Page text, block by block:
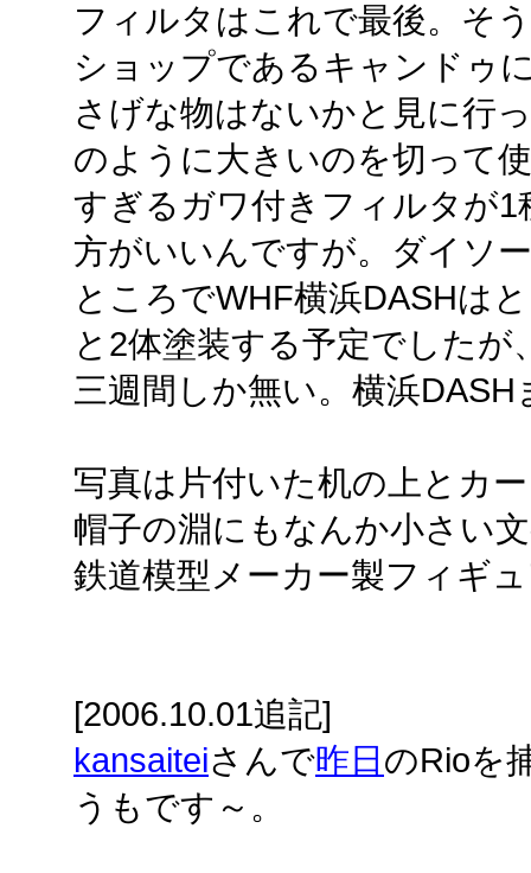
フィルタはこれで最後。そ
ショップであるキャンドゥ
さげな物はないかと見に行
のように大きいのを切って
すぎるガワ付きフィルタが
方がいいんですが。ダイソ
ところでWHF横浜DASHは
と2体塗装する予定でした
三週間しか無い。横浜
写真は片付いた机の上とカ
帽子の淵にもなんか小さい
鉄道模型メーカー製フィギ
[2006.10.01追記]
kansaiteiさんで昨日 のRioを
うもです～。